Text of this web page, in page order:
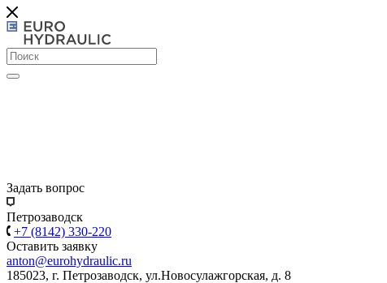
Задать вопрос
Петрозаводск
+7 (8142) 330-220
Оставить заявку
anton@eurohydraulic.ru
185023, г. Петрозаводск, ул.Новосулажгорская, д. 8